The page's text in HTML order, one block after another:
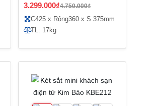
3.299.000₫4.750.000₫
C425 x Rộng360 x S 375mm
TL: 17kg